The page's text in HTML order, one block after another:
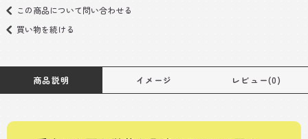
この商品について問い合わせる
買い物を続ける
商品説明 イメージ レビュー(0)